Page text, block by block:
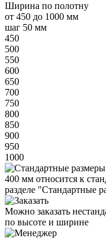
Ширина по полотну
от 450 до 1000 мм
шаг 50 мм
450
500
550
600
650
700
750
800
850
900
950
1000
400 мм относится к
разделе "Стандартные
Можно заказать
по высоте и ширине